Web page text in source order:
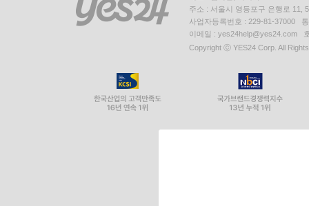
주소 : 서울시 영등포구 은행로 11,
사업자등록번호 : 229-81-37000
이메일 : yes24help@yes24.com
Copyright ⓒ YES24 Corp. All